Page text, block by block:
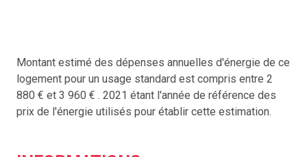
Romagnat et alentours
Notre agence intervient à Romagnat
, ainsi qu'à
Clermont-Ferrand, Beaumont, Romagnat, Cournon
Montant estimé des dépenses annuelles d'énergie de ce
logement pour un usage standard est compris entre 2
880 € et 3 960 € . 2021 étant l'année de référence des
prix de l'énergie utilisés pour établir cette estimation.